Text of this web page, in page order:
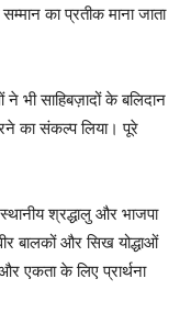
का प्रतीक माना जाता
भी साहिबज़ादों के बलिदान
का संकल्प लिया। पूरे
श्रद्धालु और भाजपा
बालकों और सिख योद्धाओं
एकता के लिए प्रार्थना